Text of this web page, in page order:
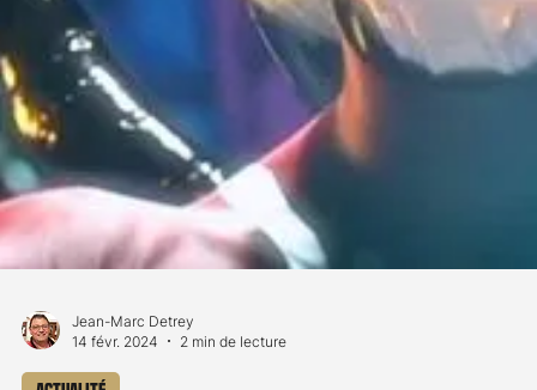
Il y a dix films qui sortent cette semaine. Deux sont des reprises,
Wars Episode 1, The Phantom Menace de George Lucas qui fête
ses...